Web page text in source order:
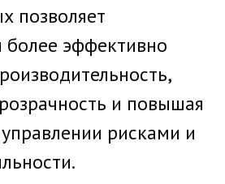
позволяет
более эффективно
и повышая
рисками и